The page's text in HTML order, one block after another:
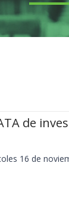
de
16 de